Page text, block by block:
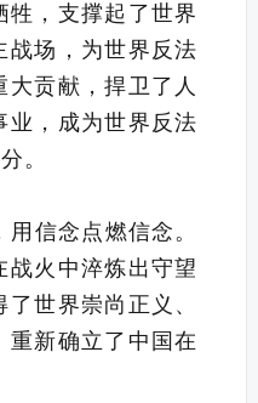
牲，支撑起了世界
战场，为世界反法
贡献，捍卫了人
业，成为世界反法
。
信念点燃信念。
战火中淬炼出守望
世界崇尚正义、
重新确立了中国在